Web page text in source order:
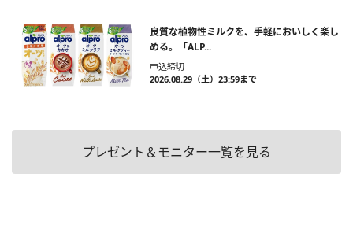
良質な植物性ミルクを、手軽においしく楽し
める。「ALP...
申込締切
2026.08.29（土）23:59まで
プレゼント＆モニター一覧を見る